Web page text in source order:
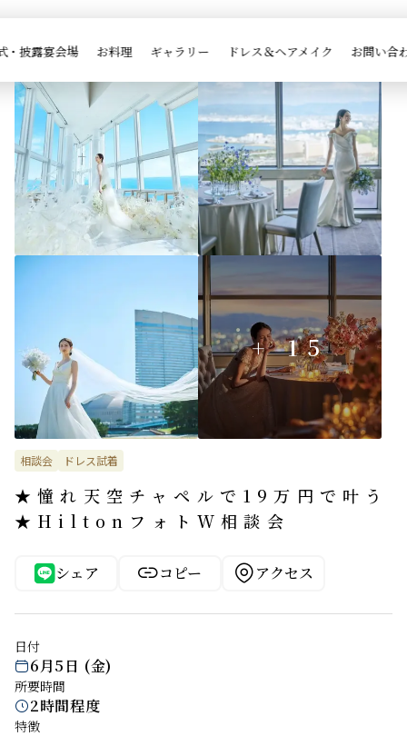
・披露宴会場 お料理 ギャラリー ドレス＆ヘアメイク お問い合
+ 15
相談会 ドレス試着
★憧れ天空チャペルで19万円で叶う
★HiltonフォトW相談会
シェア コピー アクセス
日付
6月5日 (金)
所要時間
2時間程度
特徴